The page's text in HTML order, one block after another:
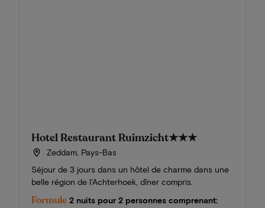
Hotel Restaurant Ruimzicht★★★
Zeddam, Pays-Bas
Séjour de 3 jours dans un hôtel de charme dans une
belle région de l'Achterhoek, dîner compris.
Formule 2 nuits pour 2 personnes comprenant: